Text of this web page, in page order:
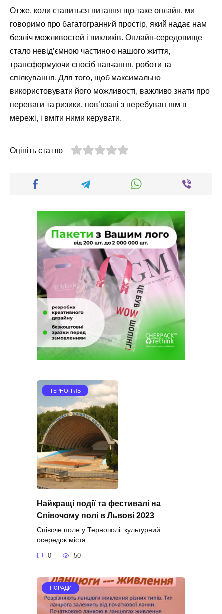
Отже, коли ставиться питання що таке онлайн, ми
говоримо про багатогранний простір, який надає нам
безліч можливостей і викликів. Онлайн-середовище
стало невід’ємною частиною нашого життя,
трансформуючи спосіб навчання, роботи та
спілкування. Для того, щоб максимально
використовувати його можливості, важливо знати про
переваги та ризики, пов’язані з перебуванням в
мережі, і вміти ними керувати.
Оцініть статтю
ТЕРНОПІЛЬ
Найкращі події та фестивалі на
Співочому полі в Львові 2023
Співоче поле у Тернополі: культурний
осередок міста
0 50
ПОРАДИ